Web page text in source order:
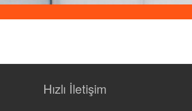
Hızlı İletişim